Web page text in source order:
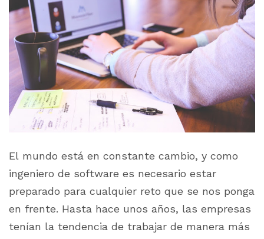
El mundo está en constante cambio, y como
ingeniero de software es necesario estar
preparado para cualquier reto que se nos ponga
en frente. Hasta hace unos años, las empresas
tenían la tendencia de trabajar de manera más